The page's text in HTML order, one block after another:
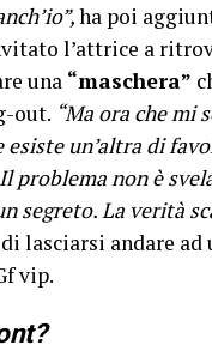
ha poi
l’attrice a
una “maschera”
out. “Ma ora che mi
esiste un’altra di
problema non è
segreto. La verità
lasciarsi andare
vip.